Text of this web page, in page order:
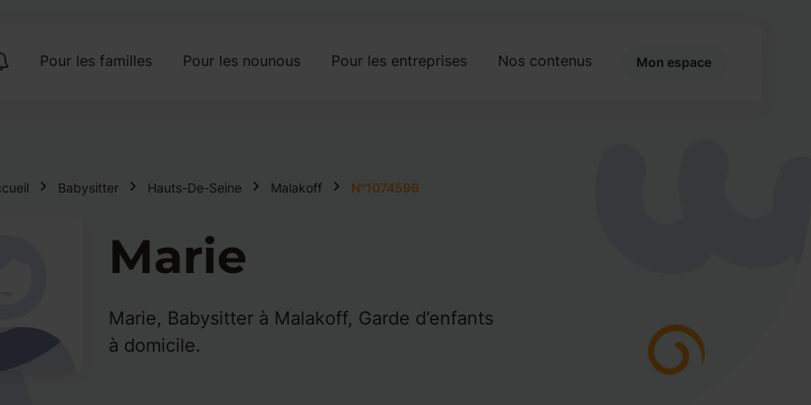
Pour les familles Pour les nounous Pour les entreprises Nos contenus Mon espace
Babysitter Hauts-De-Seine Malakoff N°1074596
Marie
Marie, Babysitter à Malakoff, Garde d’enfants
à domicile.